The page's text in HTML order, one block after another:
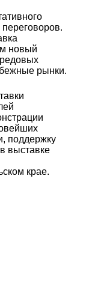
новый
рынки.
поддержку
выставке
крае.